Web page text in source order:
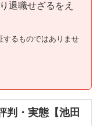
退職せざるをえ
るものではありませ
判・実態【池田